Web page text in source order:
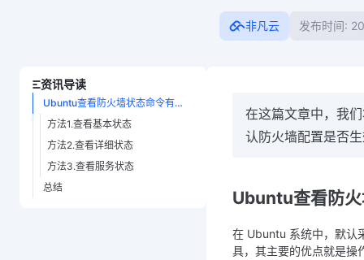
非凡云 发布时间:
资讯导读
Ubuntu查看防火墙状态命令有哪些？
方法1.查看基本状态
方法2.查看详细状态
方法3.查看服务状态
总结
在这篇文章中，我
认防火墙配置是否
Ubuntu查看防
在 Ubuntu 系统中，默认
具，其主要的优点就是操